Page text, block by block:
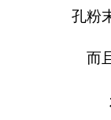
孔粉
而